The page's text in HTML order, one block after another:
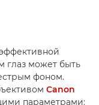
глаз может быть
фоном.
Canon
параметрами: